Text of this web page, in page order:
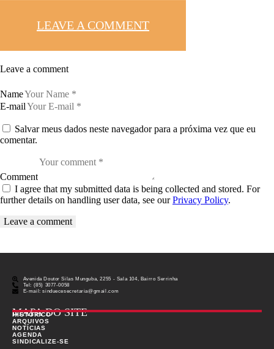
LEAVE A COMMENT
Leave a comment
Name
E-mail
Salvar meus dados neste navegador para a próxima vez que eu
comentar.
Comment
I agree that my submitted data is being collected and stored. For
further details on handling user data, see ourPrivacy Policy.
Avenida Doutor Silas Munguba, 2255 - Sala 104, Bairro Serrinha
Tel: (85) 3077-0058
E-mail: sinduecesecretaria@gmail.com
MAPA DO SITE
HISTÓRICO
ARQUIVOS
NOTÍCIAS
AGENDA
SINDICALIZE-SE